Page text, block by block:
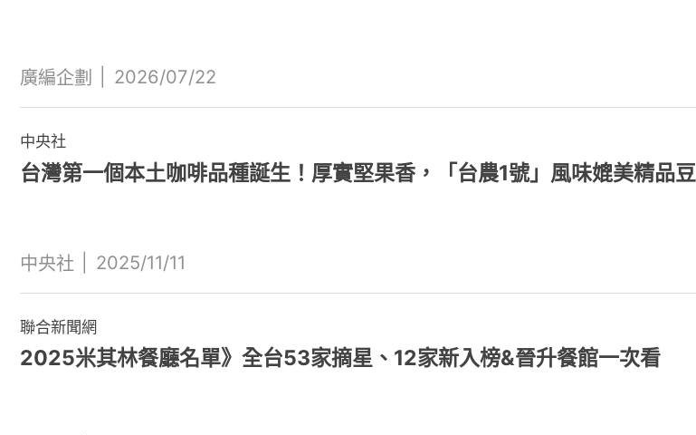
廣編企劃 2026/07/22
中央社
台灣第一個本土咖啡品種誕生！厚實堅果香，「台農1號」風味媲美精品豆
中央社 2025/11/11
聯合新聞網
2025米其林餐廳名單》全台53家摘星、12家新入榜&晉升餐館一次看